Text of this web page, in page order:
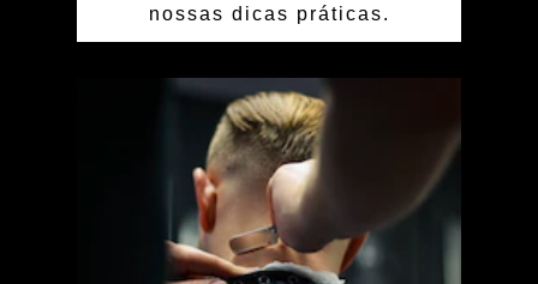
nossas dicas práticas.